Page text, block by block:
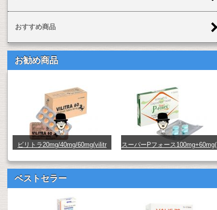
おすすめ商品
お勧め商品
ビリトラ20mg/40mg/60mg(vilitr
スーパーPフォース
ベストセラー